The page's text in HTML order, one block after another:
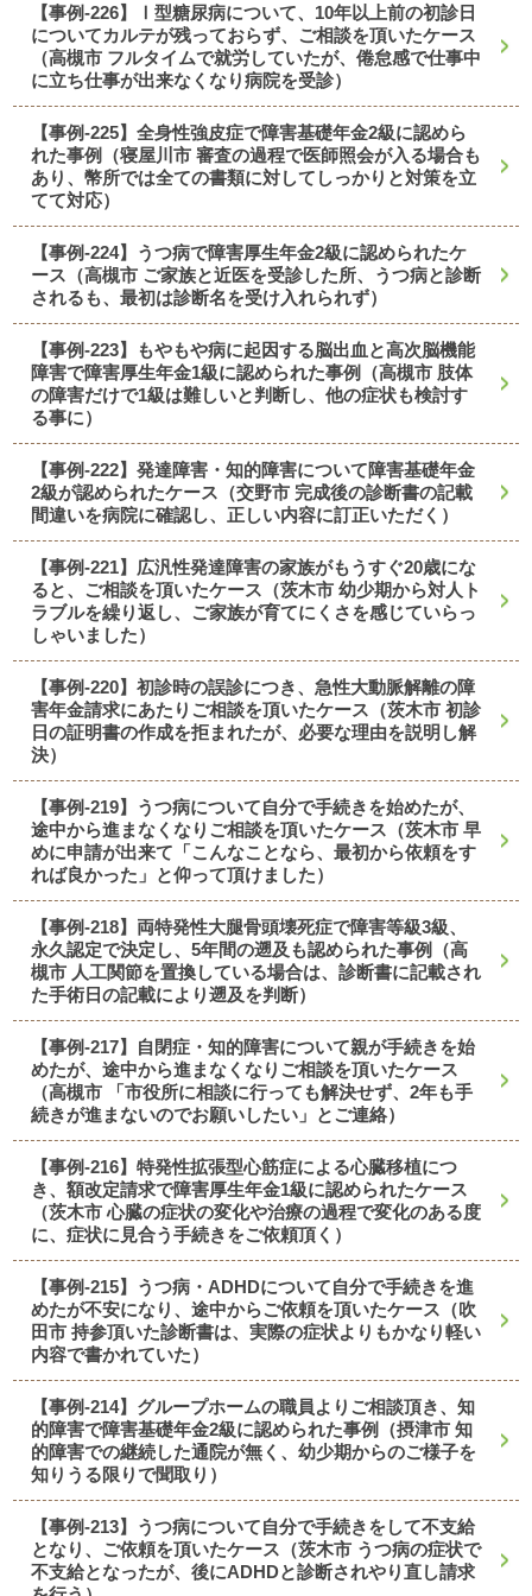
【事例-226】Ⅰ型糖尿病について、10年以上前の初診日
についてカルテが残っておらず、ご相談を頂いたケース
（高槻市 フルタイムで就労していたが、倦怠感で仕事中
に立ち仕事が出来なくなり病院を受診）
【事例-225】全身性強皮症で障害基礎年金2級に認めら
れた事例（寝屋川市 審査の過程で医師照会が入る場合も
あり、幣所では全ての書類に対してしっかりと対策を立
てて対応）
【事例-224】うつ病で障害厚生年金2級に認められたケ
ース（高槻市 ご家族と近医を受診した所、うつ病と診断
されるも、最初は診断名を受け入れられず）
【事例-223】もやもや病に起因する脳出血と高次脳機能
障害で障害厚生年金1級に認められた事例（高槻市 肢体
の障害だけで1級は難しいと判断し、他の症状も検討す
る事に）
【事例-222】発達障害・知的障害について障害基礎年金
2級が認められたケース（交野市 完成後の診断書の記載
間違いを病院に確認し、正しい内容に訂正いただく）
【事例-221】広汎性発達障害の家族がもうすぐ20歳にな
ると、ご相談を頂いたケース（茨木市 幼少期から対人ト
ラブルを繰り返し、ご家族が育てにくさを感じていらっ
しゃいました）
【事例-220】初診時の誤診につき、急性大動脈解離の障
害年金請求にあたりご相談を頂いたケース（茨木市 初診
日の証明書の作成を拒まれたが、必要な理由を説明し解
決）
【事例-219】うつ病について自分で手続きを始めたが、
途中から進まなくなりご相談を頂いたケース（茨木市 早
めに申請が出来て「こんなことなら、最初から依頼をす
れば良かった」と仰って頂けました）
【事例-218】両特発性大腿骨頭壊死症で障害等級3級、
永久認定で決定し、5年間の遡及も認められた事例（高
槻市 人工関節を置換している場合は、診断書に記載され
た手術日の記載により遡及を判断）
【事例-217】自閉症・知的障害について親が手続きを始
めたが、途中から進まなくなりご相談を頂いたケース
（高槻市 「市役所に相談に行っても解決せず、2年も手
続きが進まないのでお願いしたい」とご連絡）
【事例-216】特発性拡張型心筋症による心臓移植につ
き、額改定請求で障害厚生年金1級に認められたケース
（茨木市 心臓の症状の変化や治療の過程で変化のある度
に、症状に見合う手続きをご依頼頂く）
【事例-215】うつ病・ADHDについて自分で手続きを進
めたが不安になり、途中からご依頼を頂いたケース（吹
田市 持参頂いた診断書は、実際の症状よりもかなり軽い
内容で書かれていた）
【事例-214】グループホームの職員よりご相談頂き、知
的障害で障害基礎年金2級に認められた事例（摂津市 知
的障害での継続した通院が無く、幼少期からのご様子を
知りうる限りで聞取り）
【事例-213】うつ病について自分で手続きをして不支給
となり、ご依頼を頂いたケース（茨木市 うつ病の症状で
不支給となったが、後にADHDと診断されやり直し請求